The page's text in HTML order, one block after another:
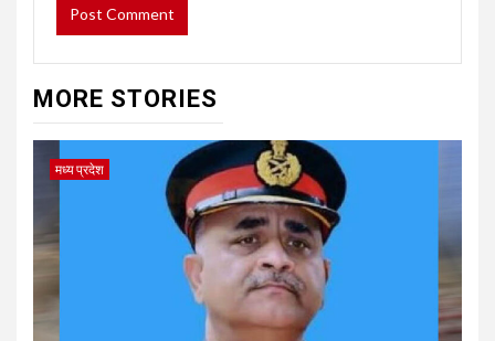
MORE STORIES
मध्य प्रदेश